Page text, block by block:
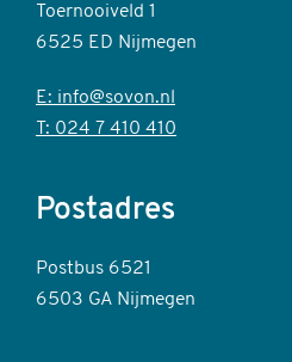
Toernooiveld 1
6525 ED Nijmegen
E: info@sovon.nl
T: 024 7 410 410
Postadres
Postbus 6521
6503 GA Nijmegen